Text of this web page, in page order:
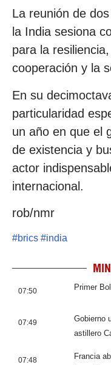
La reunión de
la India sesiona
para la
cooperación y la
En su
particularidad
un año en que el
de existencia y
actor
internacional.
rob/nmr
#brics #india
07:50 Primer
07:49
Gobierno
astillero
07:48
Francia